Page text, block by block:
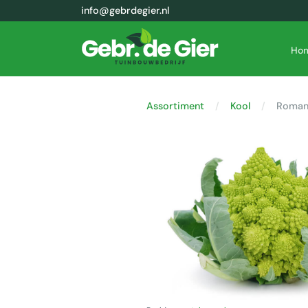
info@gebrdegier.nl
Assortiment Kool